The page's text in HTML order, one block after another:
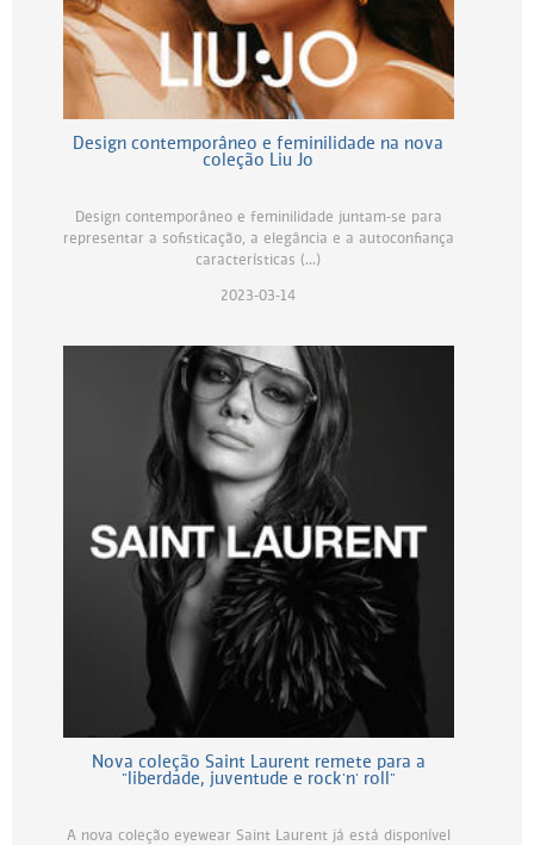
Design contemporâneo e feminilidade na nova
coleção Liu Jo
Design contemporâneo e feminilidade juntam-se para
representar a sofisticação, a elegância e a autoconfiança
características (...)
2023-03-14
Nova coleção Saint Laurent remete para a
"liberdade, juventude e rock'n' roll"
A nova coleção eyewear Saint Laurent já está disponível